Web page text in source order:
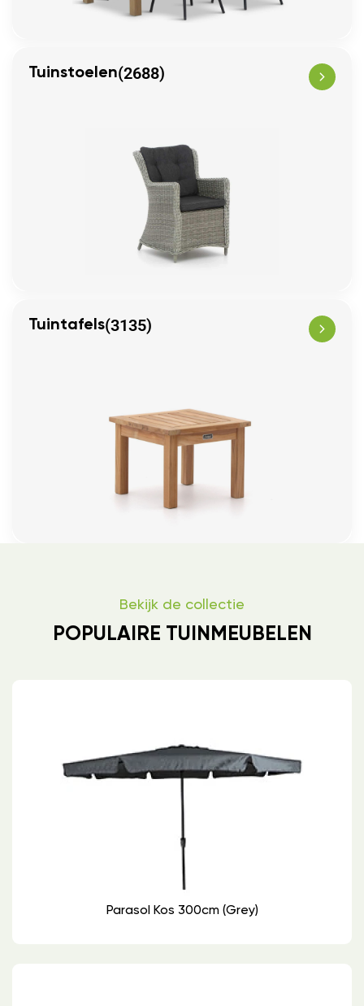
Tuinstoelen(2688)
Tuintafels(3135)
Bekijk de collectie
POPULAIRE TUINMEUBELEN
Parasol Kos 300cm (grey)